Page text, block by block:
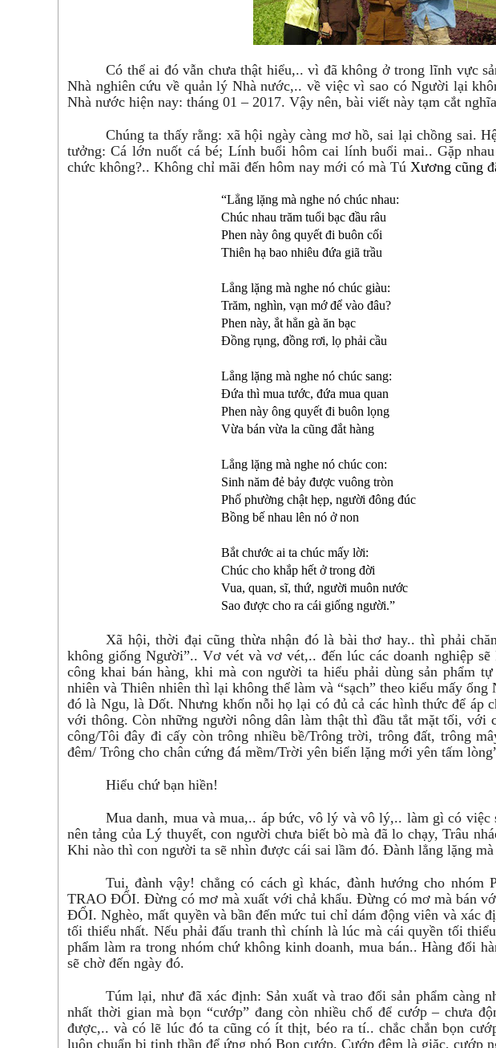
Có thể ai đó vẫn chưa thật hiểu,.. vì đã không ở trong lĩnh vực
Nhà nghiên cứu về quản lý Nhà nước,.. về việc vì sao có Người lại
Nhà nước hiện nay: tháng 01 – 2017. Vậy nên, bài viết này tạm cắt
Chúng ta thấy rằng: xã hội ngày càng mơ hồ, sai lại chồng sai.
tưởng: Cá lớn nuốt cá bé; Lính buổi hôm cai lính buổi mai.. Gặp
chức không?.. Không chỉ mãi đến hôm nay mới có mà Tú Xương cũng
“Lẳng lặng mà nghe nó chúc nhau:
Chúc nhau trăm tuổi bạc đầu râu
Phen này ông quyết đi buôn cối
Thiên hạ bao nhiêu đứa giã trầu
Lẳng lặng mà nghe nó chúc giàu:
Trăm, nghìn, vạn mớ để vào đâu?
Phen này, ắt hẳn gà ăn bạc
Đồng rụng, đồng rơi, lọ phải cầu
Lẳng lặng mà nghe nó chúc sang:
Đứa thì mua tước, đứa mua quan
Phen này ông quyết đi buôn lọng
Vừa bán vừa la cũng đắt hàng
Lẳng lặng mà nghe nó chúc con:
Sinh năm đẻ bảy được vuông tròn
Phố phường chật hẹp, người đông đúc
Bồng bế nhau lên nó ở non
Bắt chước ai ta chúc mấy lời:
Chúc cho khắp hết ở trong đời
Vua, quan, sĩ, thứ, người muôn nước
Sao được cho ra cái giống người.”
Xã hội, thời đại cũng thừa nhận đó là bài thơ hay.. thì phải
không giống Người”.. Vơ vét và vơ vét,.. đến lúc các doanh nghiệp
công khai bán hàng, khi mà con người ta hiểu phải dùng sản phẩm
nhiên và Thiên nhiên thì lại không thể làm và “sạch” theo kiểu mấy
đó là Ngu, là Dốt. Nhưng khốn nỗi họ lại có đủ cả các hình thức để áp
với thông. Còn những người nông dân làm thật thì đầu tắt mặt tối,
công/Tôi đây đi cấy còn trông nhiều bề/Trông trời, trông đất, trông
đêm/ Trông cho chân cứng đá mềm/Trời yên biển lặng mới yên tấm
Hiểu chứ bạn hiền!
Mua danh, mua và mua,.. áp bức, vô lý và vô lý,.. làm gì có việc
nên tảng của Lý thuyết, con người chưa biết bò mà đã lo chạy, Trâu
Khi nào thì con người ta sẽ nhìn được cái sai lầm đó. Đành lẳng lặng
Tui, đành vậy! chẳng có cách gì khác, đành hướng cho nhóm
TRAO ĐỔI. Đừng có mơ mà xuất với chả khẩu. Đừng có mơ mà bán
ĐỔI. Nghèo, mất quyền và bần đến mức tui chỉ dám động viên và xác
tối thiểu nhất. Nếu phải đấu tranh thì chính là lúc mà cái quyền tối
phẩm làm ra trong nhóm chứ không kinh doanh, mua bán.. Hàng đổi
sẽ chờ đến ngày đó.
Túm lại, như đã xác định: Sản xuất và trao đổi sản phẩm càng
nhất thời gian mà bọn “cướp” đang còn nhiều chổ để cướp – chưa
được,.. và có lẽ lúc đó ta cũng có ít thịt, béo ra tí.. chắc chắn bọn
luôn chuẩn bị tinh thần để ứng phó Bọn cướp. Cướp đêm là giặc, cướp